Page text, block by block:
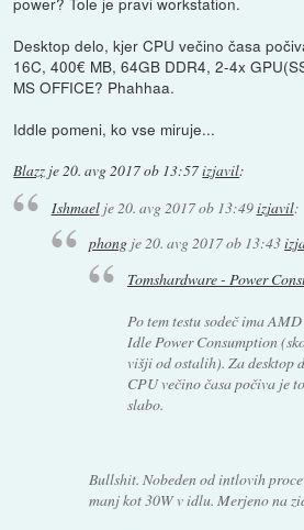
Desktop delo, kjer CPU večino časa
16C, 400€ MB, 64GB DDR4, 2-4x
MS OFFICE? Phahhaa.
Iddle pomeni, ko vse miruje...
Blazz je20. avg 2017 ob 13:57izjavil:
Ishmaelje 20. avg 2017 ob 13:49izjavil:
phong je20. avg 2017 ob 13:43
Tomshardware - Power
Po tem testu sodeč ima
Idle Power Consumption
višji od ostalih). Za desktop
CPU večino časa počiva je
slabo.
Bullshit. Nobeden od intlovih
manj kot 30W v idlu. Merjeno na